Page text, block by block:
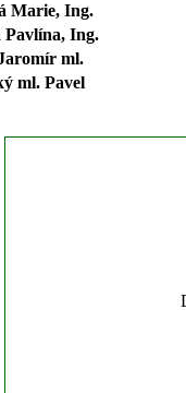
Marie, Ing.
Pavlína, Ing.
ml.
ml. Pavel